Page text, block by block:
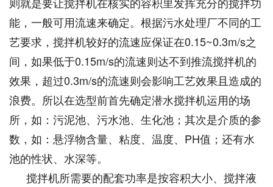
能，一般可用流速来确定。根据污水处理厂不同的工
艺要求，搅拌机较好的流速应保证在0.15~0.3m/s之
间，如果低于0.15m/s的流速则达不到推流搅拌机的
效果，超过0.3m/s的流速则会影响工艺效果且造成的
浪费。所以在选型前首先确定潜水搅拌机运用的场
所，如：污泥池、污水池、生化池；其次是介质的参
数，如：悬浮物含量、粘度、温度、PH值；还有水
池的性状、水深等。
搅拌机所需要的配套功率是按容积大小、搅拌液